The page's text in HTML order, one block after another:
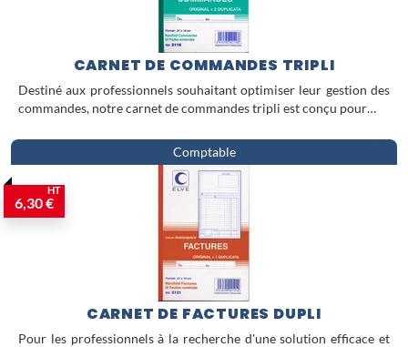
gestion rigoureuse et conforme aux
réglementations en vigueur.
CARNET DE COMMANDES TRIPLI
Destiné aux professionnels souhaitant optimiser leur gestion des
commandes, notre carnet de commandes tripli est conçu pour…
Comptable
6,30 €
HT
CARNET DE FACTURES DUPLI
Pour les professionnels à la recherche d'une solution efficace et